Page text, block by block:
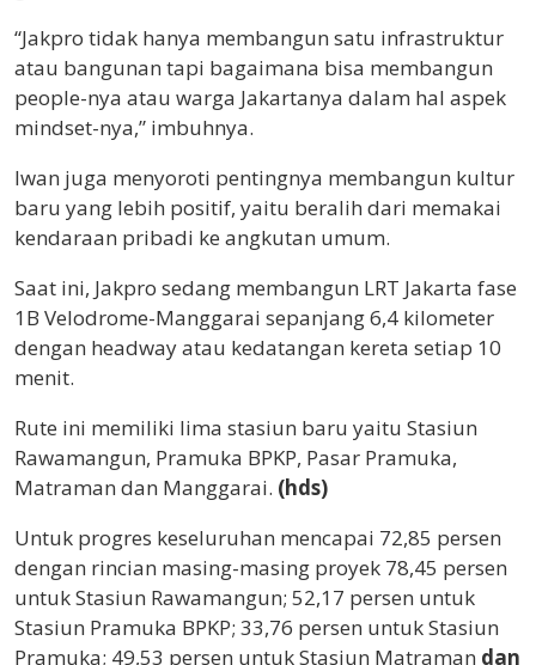
“Jakpro tidak hanya membangun satu infrastruktur
atau bangunan tapi bagaimana bisa membangun
people-nya atau warga Jakartanya dalam hal aspek
mindset-nya,” imbuhnya.
Iwan juga menyoroti pentingnya membangun kultur
baru yang lebih positif, yaitu beralih dari memakai
kendaraan pribadi ke angkutan umum.
Saat ini, Jakpro sedang membangun LRT Jakarta fase
1B Velodrome-Manggarai sepanjang 6,4 kilometer
dengan headway atau kedatangan kereta setiap 10
menit.
Rute ini memiliki lima stasiun baru yaitu Stasiun
Rawamangun, Pramuka BPKP, Pasar Pramuka,
Matraman dan Manggarai. (hds)
Untuk progres keseluruhan mencapai 72,85 persen
dengan rincian masing-masing proyek 78,45 persen
untuk Stasiun Rawamangun; 52,17 persen untuk
Stasiun Pramuka BPKP; 33,76 persen untuk Stasiun
Pramuka; 49,53 persen untuk Stasiun Matraman dan